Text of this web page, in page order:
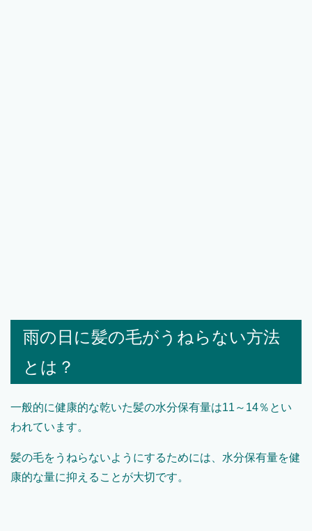
雨の日に髪の毛がうねらない方法
とは？
一般的に健康的な乾いた髪の水分保有量は11～14％とい
われています。
髪の毛をうねらないようにするためには、水分保有量を健
康的な量に抑えることが大切です。